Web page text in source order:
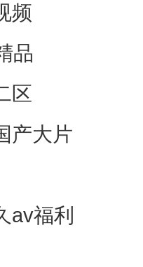
频
品
区
产大片
av福利